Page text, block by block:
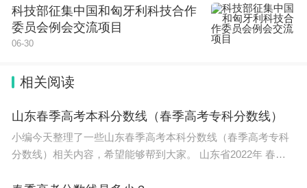
科技部征集中国和匈牙利科技合作
委员会例会交流项目
06-30
相关阅读
山东春季高考本科分数线（春季高考专科分数线）
小编今天整理了一些山东春季高考本科分数线（春季高考专科
分数线）相关内容，希望能够帮到大家。 山东省2022年 春季